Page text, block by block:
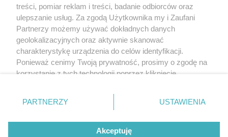
Since:
2006-06-02
treści, pomiar reklam i treści, badanie odbiorców oraz
ulepszanie usług. Za zgodą Użytkownika my i Zaufani
Partnerzy możemy używać dokładnych danych
geolokalizacyjnych oraz aktywnie skanować
charakterystykę urządzenia do celów identyfikacji.
Ponieważ cenimy Twoją prywatność, prosimy o zgodę na
korzystanie z tych technologii poprzez kliknięcie
zmienić/wycofać klikając przycisk ustawień prywatności
znajdujący się w lewym dolnym rogu strony
rodzaje przetwarzania danych nie wymagają zgody
użytkownika, ale masz prawo sprzeciwić się takiemu
PARTNERZY USTAWIENIA
Akceptuję